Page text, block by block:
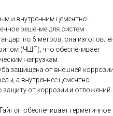
и внутренним цементно-
решение для систем
6 метров, она
(ЧШГ), что обеспечивает
нагрузкам.
защищена от внешней
а внутреннее цементно-
защиту от коррозии и отложений
обеспечивает герметичное